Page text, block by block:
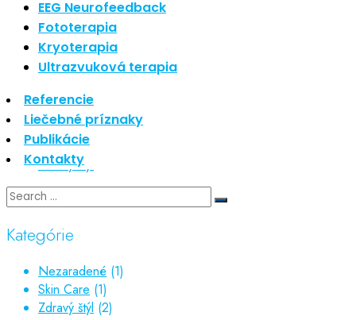
EEG Neurofeedback
Fototerapia
Kryoterapia
Ultrazvuková terapia
Referencie
Liečebné príznaky
Publikácie
Kontakty
september 2021
apríl 2021
august 2020
Kategórie
Nezaradené
Skin Care
Zdravý štýl
Kategórie
Nezaradené (1)
Skin Care (1)
Zdravý štýl (2)